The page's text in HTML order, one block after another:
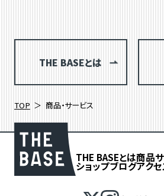
THE BASEとは
TOP 商品・サービス
THE BASEとは商品
ショップブログアクセ